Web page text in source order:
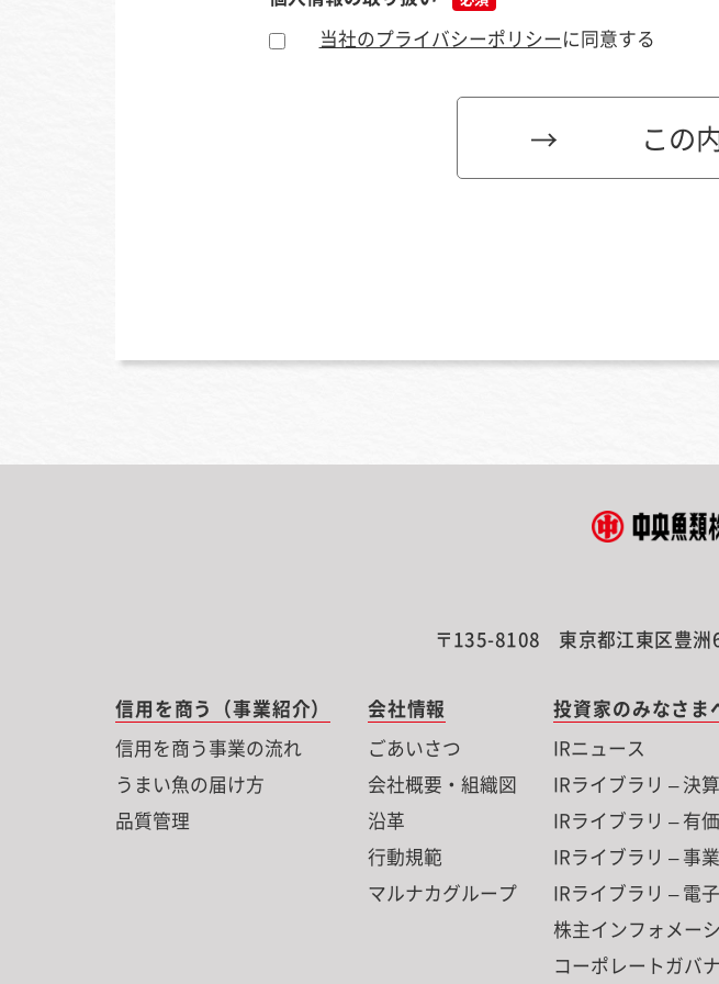
当社のプライバシーポリシーに同意する
〒135-8108 東京都江東区豊洲
信用を商う（事業紹介）
信用を商う事業の流れ
うまい魚の届け方
品質管理
会社情報
ごあいさつ
会社概要・組織図
沿革
行動規範
マルナカグループ
投資家のみなさま
IRニュース
IRライブラリ – 決
IRライブラリ – 有
IRライブラリ – 事
IRライブラリ – 電
株主インフォメー
コーポレートガバ